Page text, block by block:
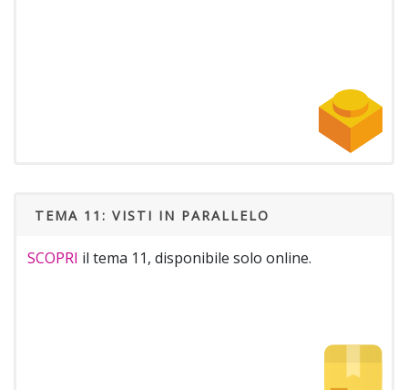
TEMA 11: VISTI IN PARALLELO
SCOPRI il tema 11, disponibile solo online.